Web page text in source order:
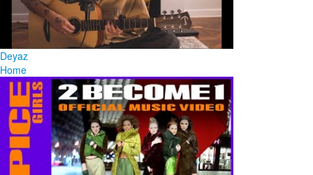
Deyaz
Home